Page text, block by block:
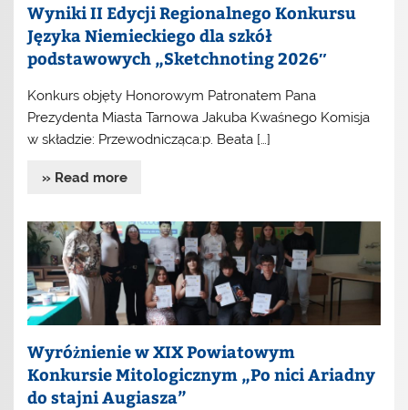
Wyniki II Edycji Regionalnego Konkursu
Języka Niemieckiego dla szkół
podstawowych „Sketchnoting 2026″
Konkurs objęty Honorowym Patronatem Pana
Prezydenta Miasta Tarnowa Jakuba Kwaśnego Komisja
w składzie: Przewodnicząca:p. Beata […]
» Read more
Wyróżnienie w XIX Powiatowym
Konkursie Mitologicznym „Po nici Ariadny
do stajni Augiasza”